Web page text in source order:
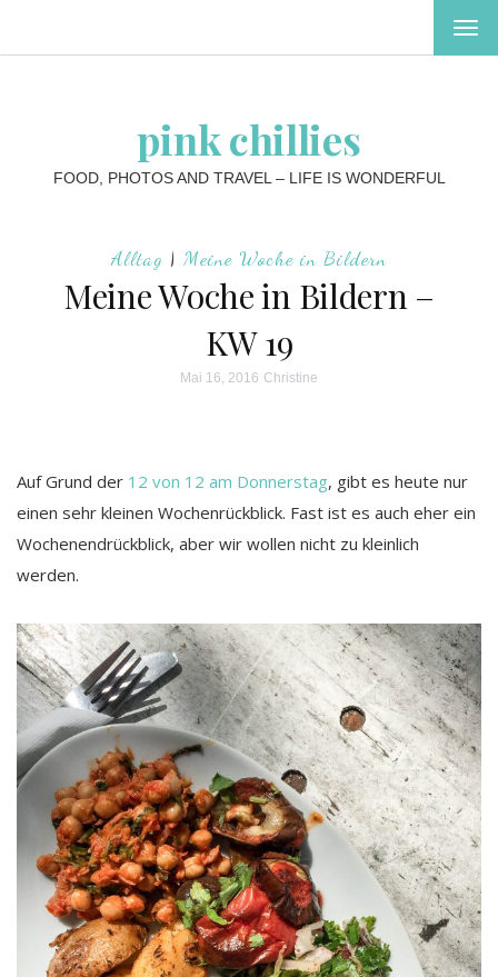
pink chillies
FOOD, PHOTOS AND TRAVEL – LIFE IS WONDERFUL
Alltag | Meine Woche in Bildern
Meine Woche in Bildern –
KW 19
Mai 16, 2016 Christine
Auf Grund der 12 von 12 am Donnerstag, gibt es heute nur
einen sehr kleinen Wochenrückblick. Fast ist es auch eher ein
Wochenendrückblick, aber wir wollen nicht zu kleinlich
werden.